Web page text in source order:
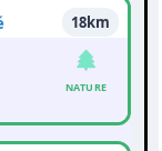
18km
NATURE